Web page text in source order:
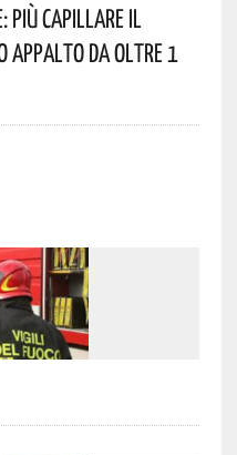
Più Capillare Il
Appalto Da Oltre 1